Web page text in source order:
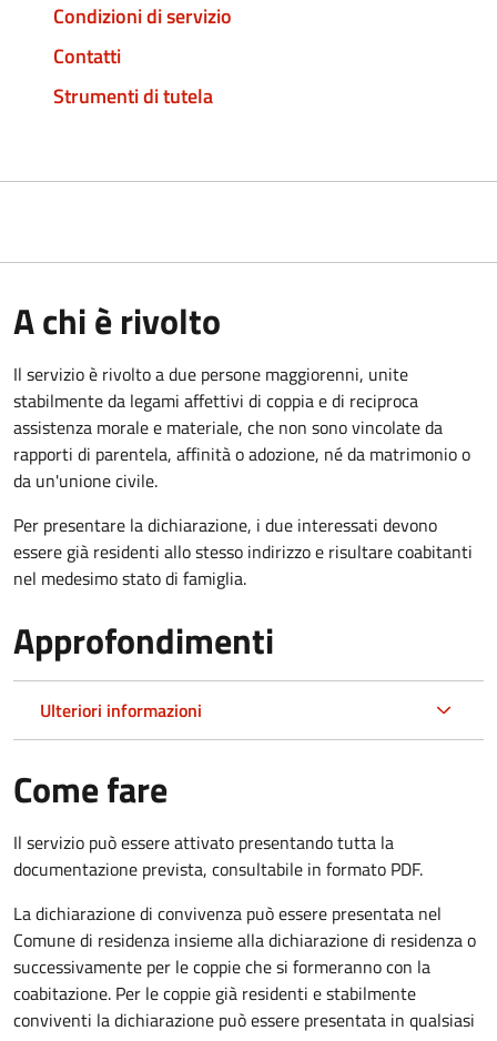
Condizioni di servizio
Contatti
Strumenti di tutela
A chi è rivolto
Il servizio è rivolto a due persone maggiorenni, unite
stabilmente da legami affettivi di coppia e di reciproca
assistenza morale e materiale, che non sono vincolate da
rapporti di parentela, affinità o adozione, né da matrimonio o
da un'unione civile.
Per presentare la dichiarazione, i due interessati devono
essere già residenti allo stesso indirizzo e risultare coabitanti
nel medesimo stato di famiglia.
Approfondimenti
Ulteriori informazioni
Come fare
Il servizio può essere attivato presentando tutta la
documentazione prevista, consultabile in formato PDF.
La dichiarazione di convivenza può essere presentata nel
Comune di residenza insieme alla dichiarazione di residenza o
successivamente per le coppie che si formeranno con la
coabitazione. Per le coppie già residenti e stabilmente
conviventi la dichiarazione può essere presentata in qualsiasi